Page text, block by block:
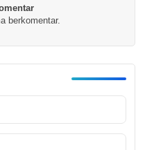
berkomentar.